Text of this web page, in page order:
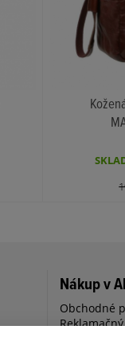
Nákup v
Obchodné